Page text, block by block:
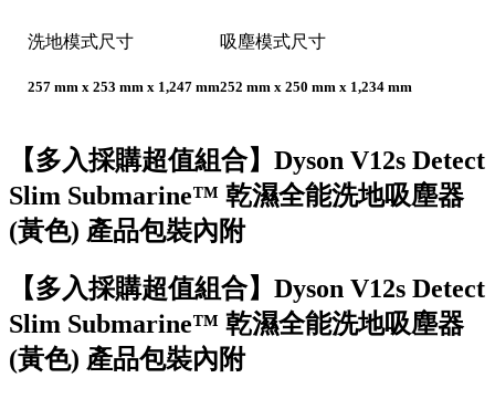
洗地模式尺寸
257 mm x 253 mm x 1,247 mm
吸塵模式尺寸
252 mm x 250 mm x 1,234 mm
【多入採購超值組合】Dyson V12s Detect
Slim Submarine™ 乾濕全能洗地吸塵器
(黃色) 產品包裝內附
【多入採購超值組合】Dyson V12s Detect
Slim Submarine™ 乾濕全能洗地吸塵器
(黃色) 產品包裝內附